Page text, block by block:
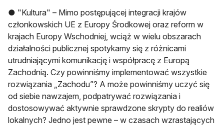
● "Kultura" – Mimo postępującej integracji krajów
członkowskich UE z Europy Środkowej oraz reform w
krajach Europy Wschodniej, wciąż w wielu obszarach
działalności publicznej spotykamy się z różnicami
utrudniającymi komunikację i współpracę z Europą
Zachodnią. Czy powinniśmy implementować wszystkie
rozwiązania „Zachodu”? A może powinniśmy uczyć się
od siebie nawzajem, podpatrywać rozwiązania i
dostosowywać aktywnie sprawdzone skrypty do realiów
lokalnych? Jedno jest pewne – w czasach wzrastających